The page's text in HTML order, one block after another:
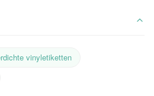
vinyletiketten